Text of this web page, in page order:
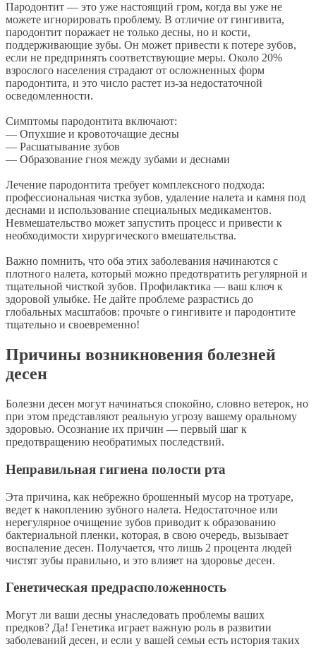
Пародонтит — это уже настоящий гром, когда вы уже не
можете игнорировать проблему. В отличие от гингивита,
пародонтит поражает не только десны, но и кости,
поддерживающие зубы. Он может привести к потере зубов,
если не предпринять соответствующие меры. Около 20%
взрослого населения страдают от осложненных форм
пародонтита, и это число растет из-за недостаточной
осведомленности.
Симптомы пародонтита включают:
— Опухшие и кровоточащие десны
— Расшатывание зубов
— Образование гноя между зубами и деснами
Лечение пародонтита требует комплексного подхода:
профессиональная чистка зубов, удаление налета и камня под
деснами и использование специальных медикаментов.
Невмешательство может запустить процесс и привести к
необходимости хирургического вмешательства.
Важно помнить, что оба этих заболевания начинаются с
плотного налета, который можно предотвратить регулярной и
тщательной чисткой зубов. Профилактика — ваш ключ к
здоровой улыбке. Не дайте проблеме разрастись до
глобальных масштабов: прочьте о гингивите и пародонтите
тщательно и своевременно!
Причины возникновения болезней
десен
Болезни десен могут начинаться спокойно, словно ветерок, но
при этом представляют реальную угрозу вашему оральному
здоровью. Осознание их причин — первый шаг к
предотвращению необратимых последствий.
Неправильная гигиена полости рта
Эта причина, как небрежно брошенный мусор на тротуаре,
ведет к накоплению зубного налета. Недостаточное или
нерегулярное очищение зубов приводит к образованию
бактериальной пленки, которая, в свою очередь, вызывает
воспаление десен. Получается, что лишь 2 процента людей
чистят зубы правильно, и это влияет на здоровье десен.
Генетическая предрасположенность
Могут ли ваши десны унаследовать проблемы ваших
предков? Да! Генетика играет важную роль в развитии
заболеваний десен, и если у вашей семьи есть история таких